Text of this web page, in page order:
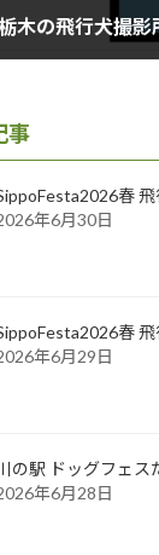
木の飛行犬撮
事
春
年6月30日
春
年6月29日
の駅 ドッグフェス
年6月28日